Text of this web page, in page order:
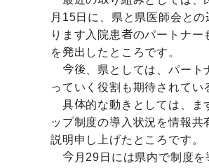
月15日に、県と県医師会と
ります入院患者のパートナ
を発出したところです。
今後、県としては、パート
っていく役割も期待されてい
具体的な動きとしては、ま
ップ制度の導入状況を情報
説明申し上げたところです。
今月29日には県内で制度を